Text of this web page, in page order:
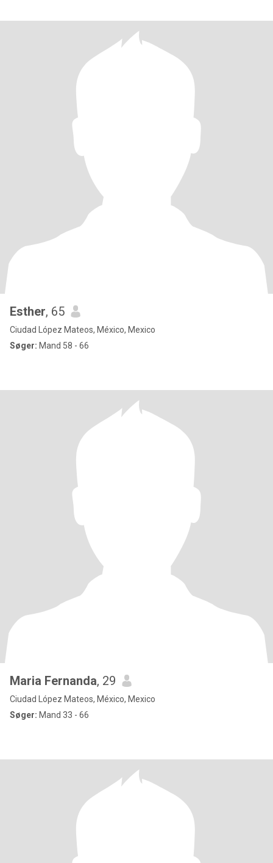
Esther, 65
Ciudad López Mateos, México, Mexico
Søger: Mand 58 - 66
Maria Fernanda, 29
Ciudad López Mateos, México, Mexico
Søger: Mand 33 - 66